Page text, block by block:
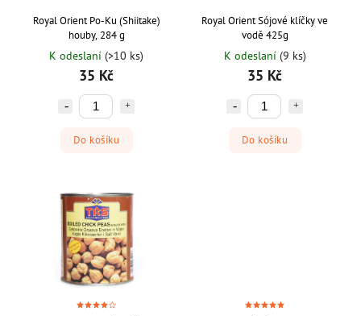
Royal Orient Po-Ku (Shiitake)
houby, 284 g
K odeslaní (>10 ks)
35 Kč
Do košíku
Royal Orient Sójové klíčky ve
vodě 425g
K odeslaní (9 ks)
35 Kč
Do košíku